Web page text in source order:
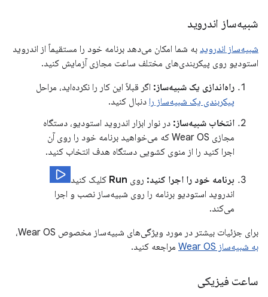
شبیه‌ساز اندروید
شبیه‌ساز اندروید به شما امکان می‌دهد برنامه خود را مستقیماً از اندروید
استودیو روی پیکربندی‌های مختلف ساعت مجازی آزمایش کنید.
راه‌اندازی یک شبیه‌ساز: اگر قبلاً این کار را نکرده‌اید، مراحل
پیکربندی یک شبیه‌ساز را دنبال کنید.
انتخاب شبیه‌ساز: در نوار ابزار اندروید استودیو، دستگاه
مجازی Wear OS که می‌خواهید برنامه خود را روی آن
اجرا کنید را از منوی کشویی دستگاه هدف انتخاب کنید.
برنامه خود را اجرا کنید: روی Run کلیک کنید
اندروید استودیو برنامه را روی شبیه‌ساز نصب و اجرا
می‌کند.
برای جزئیات بیشتر در مورد ویژگی‌های شبیه‌ساز مخصوص Wear OS،
به شبیه‌ساز Wear OS
مراجعه کنید.
ساعت فیزیکی